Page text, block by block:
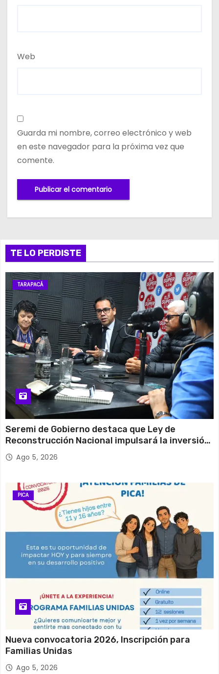
Web
Guarda mi nombre, correo electrónico y web
en este navegador para la próxima vez que
comente.
TE LO PERDISTE
TARAPACÁ
Seremi de Gobierno destaca que Ley de
Reconstrucción Nacional impulsará la inversión
y el empleo en Tarapacá
Ago 5, 2026
PICA
Nueva convocatoria 2026, Inscripción para
Familias Unidas
Ago 5, 2026